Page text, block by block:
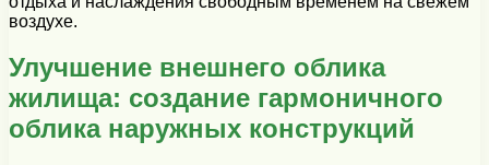
воздухе.
Улучшение внешнего облика
жилища: создание гармоничного
облика наружных конструкций